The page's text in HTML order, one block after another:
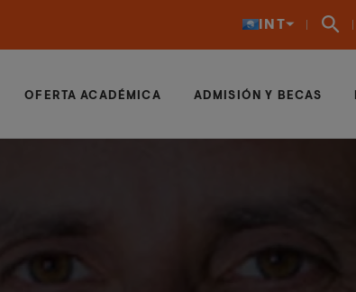
INT
OFERTA ACADÉMICA ADMISIÓN Y BECAS